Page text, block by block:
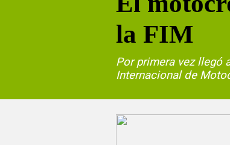
la FIM
Por primera vez llegó
Internacional de